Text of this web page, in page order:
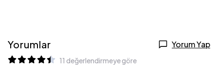
Yorumlar Yorum Yap
11 değerlendirmeye göre